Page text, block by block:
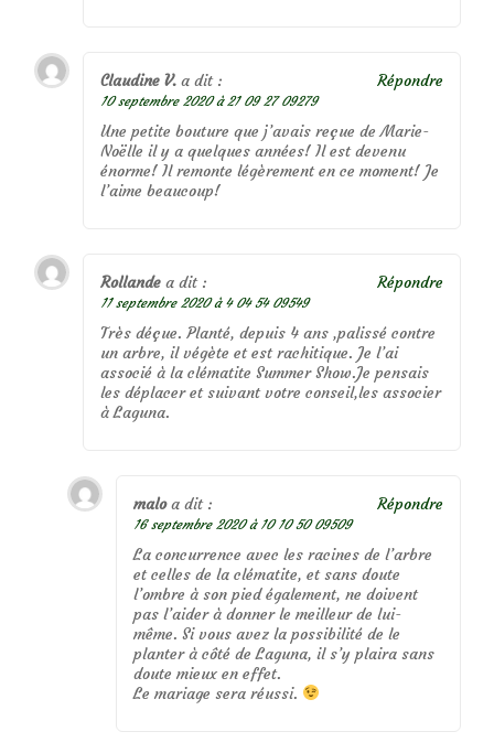
Claudine V. a dit :
10 septembre 2020 à 21 09 27 09279
Une petite bouture que j’avais reçue de Marie-
Noëlle il y a quelques années! Il est devenu
énorme! Il remonte légèrement en ce moment! Je
l’aime beaucoup!
Répondre
Rollande a dit :
11 septembre 2020 à 4 04 54 09549
Très déçue. Planté, depuis 4 ans ,palissé contre
un arbre, il végète et est rachitique. Je l’ai
associé à la clématite Summer Show.Je pensais
les déplacer et suivant votre conseil,les associer
à Laguna.
Répondre
malo a dit :
16 septembre 2020 à 10 10 50 09509
La concurrence avec les racines de l’arbre
et celles de la clématite, et sans doute
l’ombre à son pied également, ne doivent
pas l’aider à donner le meilleur de lui-
même. Si vous avez la possibilité de le
planter à côté de Laguna, il s’y plaira sans
doute mieux en effet.
Le mariage sera réussi.
Répondre